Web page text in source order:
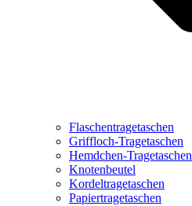
Flaschentragetaschen
Griffloch-Tragetaschen
Hemdchen-Tragetaschen
Knotenbeutel
Kordeltragetaschen
Papiertragetaschen